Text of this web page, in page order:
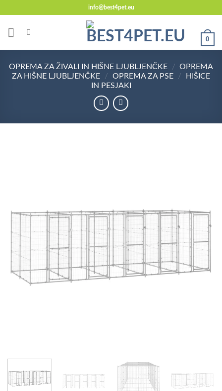
vsebino
info@best4pet.eu
0
OPREMA ZA ŽIVALI IN HIŠNE LJUBLJENČKE / OPREMA
ZA HIŠNE LJUBLJENČKE
/ OPREMA ZA PSE /
HIŠICE
IN PESJAKI